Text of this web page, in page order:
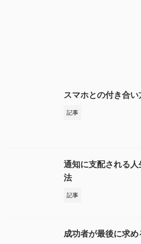
スマホとの付き合
記事
通知に支配される
法
記事
成功者が最後に求